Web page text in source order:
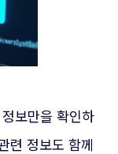
보만을 확인하
련 정보도 함께